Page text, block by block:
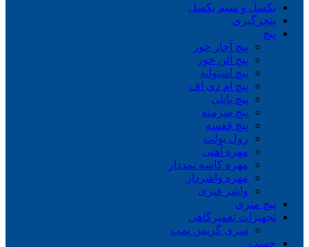
بکسل و سیم بکسل
پنچرگیری
پیچ
پیچ آچار خور
پیچ آلن خور
پیچ استوانه
پیچ ام دی اف
پیچ پانلی
پیچ سرمته
پیچ قفسه
رول بولت
مهره آهنی
مهره کاسه نمددار
مهره واشردار
واشر فنری
پیچ متری
تجهیزات تعمیرگاهی
سری گریس پمپ
چسب